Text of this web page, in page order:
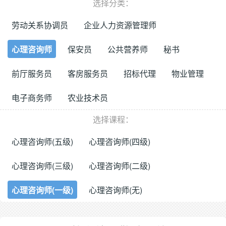
选择分类：
劳动关系协调员
企业人力资源管理师
心理咨询师 保安员 公共营养师 秘书
前厅服务员 客房服务员 招标代理 物业管理
电子商务师
农业技术员
选择课程：
心理咨询师(五级)
心理咨询师(四级)
心理咨询师(三级) 心理咨询师(二级)
心理咨询师(一级) 心理咨询师(无)